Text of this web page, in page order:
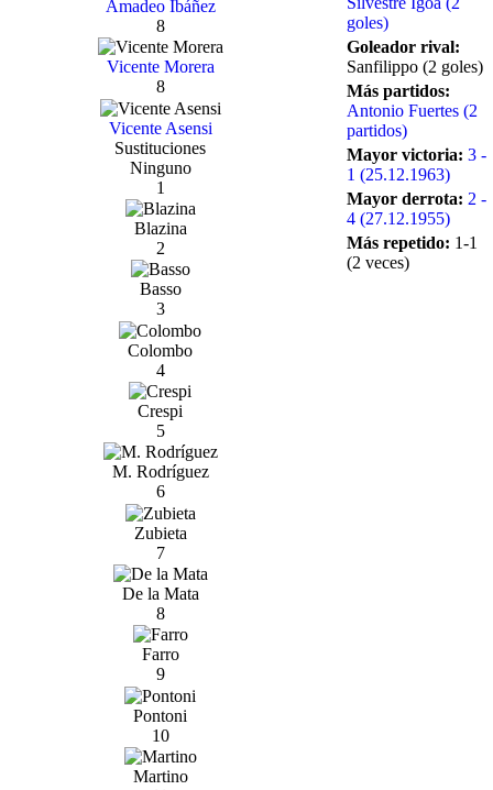
Amadeo Ibáñez
8
Vicente Morera
8
Vicente Asensi
Sustituciones
Ninguno
1
Blazina
2
Basso
3
Colombo
4
Crespi
5
M. Rodríguez
6
Zubieta
7
De la Mata
8
Farro
9
Pontoni
10
Martino
goles)
Goleador rival:
Sanfilippo (2 goles)
Más partidos:
Antonio Fuertes (2
partidos)
Mayor victoria: 3 -
1 (25.12.1963)
Mayor derrota: 2 -
4 (27.12.1955)
Más repetido: 1-1
(2 veces)